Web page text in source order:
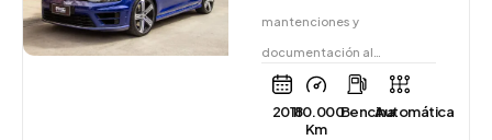
mantenciones y
documentación al…
2018110.000
Km
BencinaAutomática